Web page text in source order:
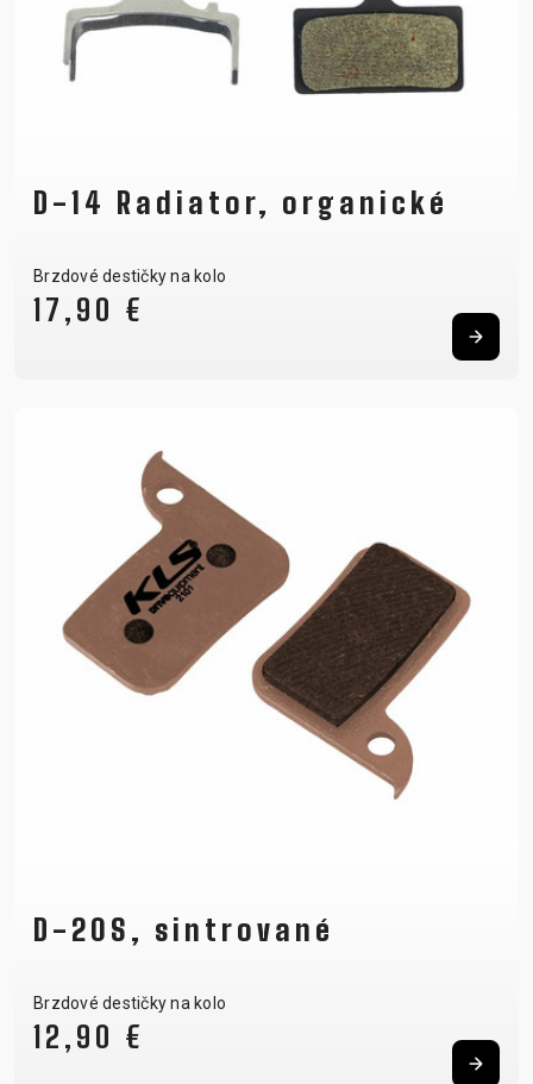
D-14 Radiator, organické
Brzdové destičky na kolo
17,90 €
D-20S, sintrované
Brzdové destičky na kolo
12,90 €